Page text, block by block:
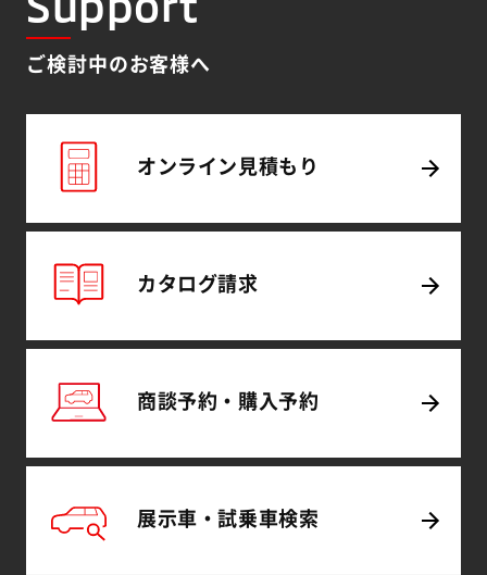
ご検討中のお客様へ
オンライン 見積もり
カタログ請求
商談予約・ 購入予約
展示車・試乗車検索